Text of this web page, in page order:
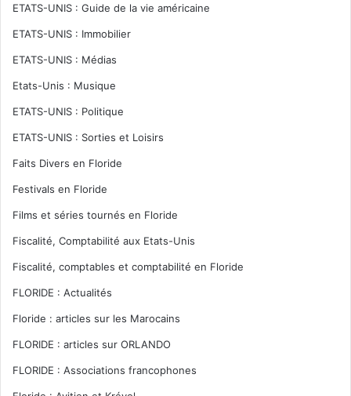
ETATS-UNIS : Guide de la vie américaine
ETATS-UNIS : Immobilier
ETATS-UNIS : Médias
Etats-Unis : Musique
ETATS-UNIS : Politique
ETATS-UNIS : Sorties et Loisirs
Faits Divers en Floride
Festivals en Floride
Films et séries tournés en Floride
Fiscalité, Comptabilité aux Etats-Unis
Fiscalité, comptables et comptabilité en Floride
FLORIDE : Actualités
Floride : articles sur les Marocains
FLORIDE : articles sur ORLANDO
FLORIDE : Associations francophones